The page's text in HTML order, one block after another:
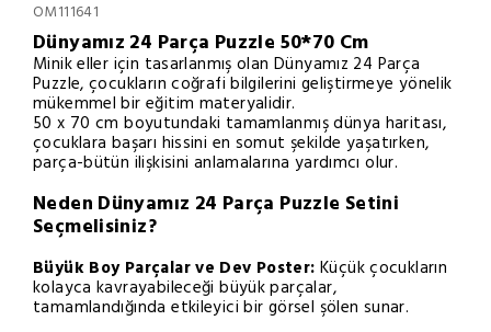
OM111641
Dünyamız 24 Parça Puzzle 50*70 Cm
Minik eller için tasarlanmış olan Dünyamız 24 Parça
Puzzle, çocukların coğrafi bilgilerini geliştirmeye yönelik
mükemmel bir eğitim materyalidir.
50 x 70 cm boyutundaki tamamlanmış dünya haritası,
çocuklara başarı hissini en somut şekilde yaşatırken,
parça-bütün ilişkisini anlamalarına yardımcı olur.
Neden Dünyamız 24 Parça Puzzle Setini
Seçmelisiniz?
Büyük Boy Parçalar ve Dev Poster: Küçük çocukların
kolayca kavrayabileceği büyük parçalar,
tamamlandığında etkileyici bir görsel şölen sunar.